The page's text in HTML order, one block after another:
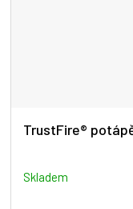
TrustFire®
Skladem